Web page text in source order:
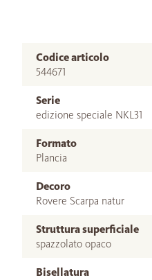
Codice articolo
544671
Serie
edizione speciale NKL31
Formato
Plancia
Decoro
Rovere Scarpa natur
Struttura superficiale
spazzolato opaco
Bisellatura